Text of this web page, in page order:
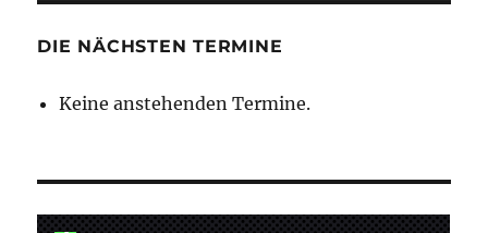
DIE NÄCHSTEN TERMINE
Keine anstehenden Termine.